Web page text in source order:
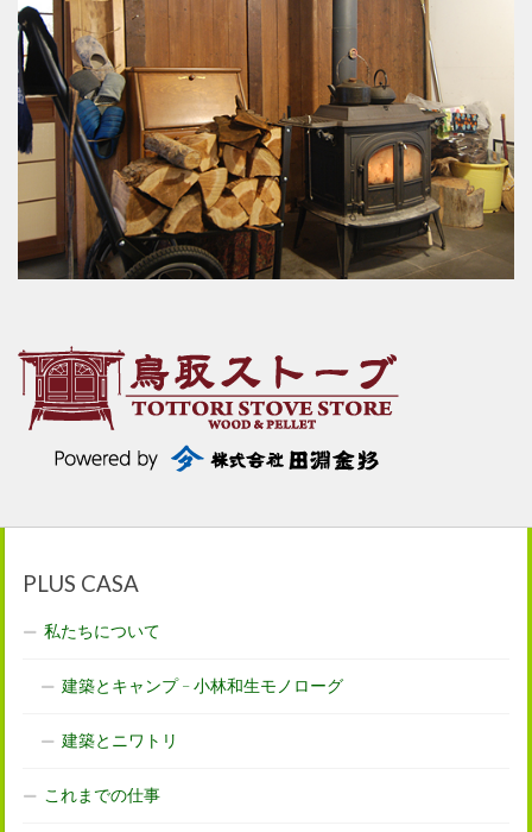
PLUS CASA
私たちについて
建築とキャンプ – 小林和生モノローグ
建築とニワトリ
これまでの仕事